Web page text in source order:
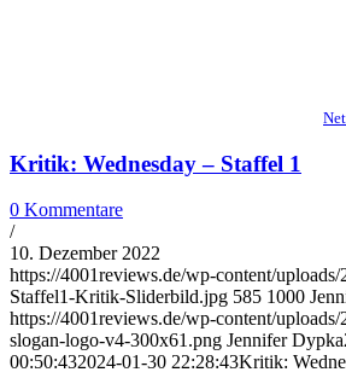
Kritik: Wednesday – Staffel 1
0 Kommentare
/
10. Dezember 2022
https://4001reviews.de/wp-content/uploads/
Staffel1-Kritik-Sliderbild.jpg 585 1000
https://4001reviews.de/wp-content/
slogan-logo-v4-300x61.png Jennifer Dypka
00:50:432024-01-30 22:28:43Kritik: